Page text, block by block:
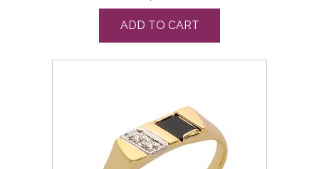
ADD TO CART